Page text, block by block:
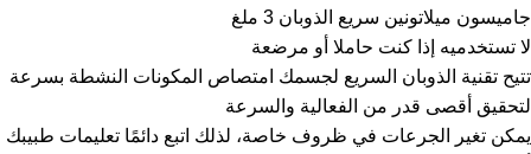
جاميسون ميلاتونين سريع الذوبان 3 ملغ
لا تستخدميه إذا كنت حاملا أو مرضعة
تتيح تقنية الذوبان السريع لجسمك امتصاص المكونات النشطة بسرعة
لتحقيق أقصى قدر من الفعالية والسرعة
يمكن تغير الجرعات في ظروف خاصة، لذلك اتبع دائمًا تعليمات طبيبك